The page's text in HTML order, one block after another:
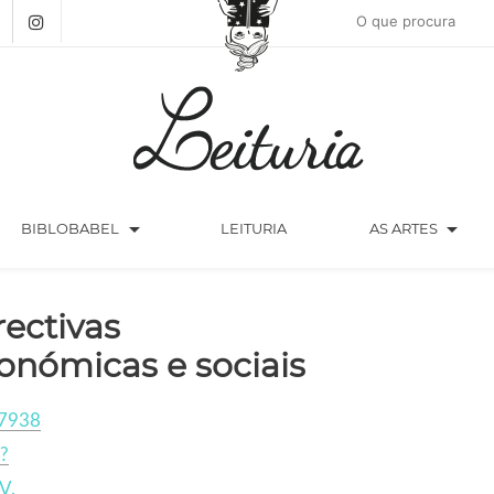
BIBLOBABEL arrow_drop_down LEITURIA AS ARTES arrow_drop_down
e sociais